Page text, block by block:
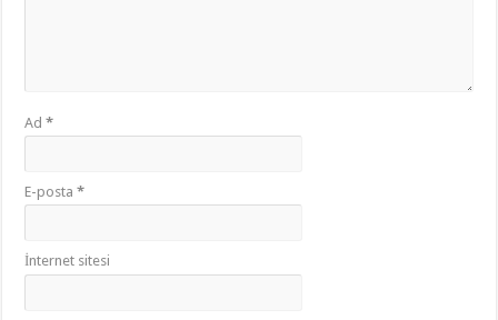
Ad*
E-posta*
İnternet sitesi